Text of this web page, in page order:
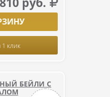
1 клик
БЕЙЛИ С